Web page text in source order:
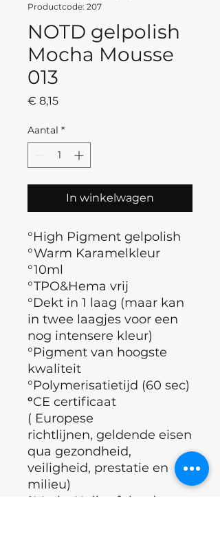
Productcode: 207
NOTD gelpolish
Mocha Mousse
013
€ 8,15Prijs
Aantal *
In winkelwagen
°High Pigment gelpolish
°Warm Karamelkleur
°10ml
°TPO&Hema vrij
°Dekt in 1 laag (maar kan
in twee laagjes voor een
nog intensere kleur)
°Pigment van hoogste
kwaliteit
°Polymerisatietijd (60 sec)
°CE certificaat
( Europese
richtlijnen, geldende eisen
qua gezondheid,
veiligheid, prestatie en
milieu)
°Merk : Nails of the day